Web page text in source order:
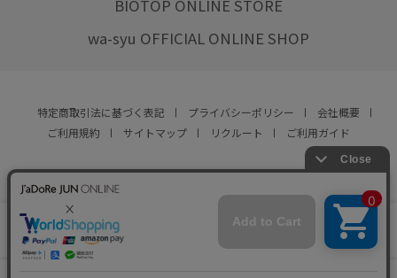
BIOTOP ONLINE STORE
wa-syu OFFICIAL ONLINE SHOP
特定商取引法に基づく表記 プライバシーポリシー
会社概要
ご利用規約
サイトマップ リクルート ご利用ガイド
© JUN CO.,LTD. ALL RIGHTS RESERVED.
店舗在庫
をみる
カートに入れる